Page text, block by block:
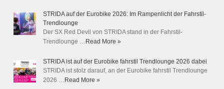
STRIDA auf der Eurobike 2026: Im Rampenlicht der Fahrstil-
Trendlounge
Der SX Red Devil von STRIDA stand in der Fahrstil-
Trendlounge … Read More »
STRIDA ist auf der Eurobike fahrstil Trendlounge 2026 dabei
STRIDA ist stolz darauf, an der Eurobike fahrstil Trendlounge
2026 … Read More »